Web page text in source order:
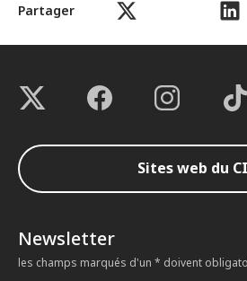
Partager
Sites web du
Newsletter
les champs marqués d'un * doivent